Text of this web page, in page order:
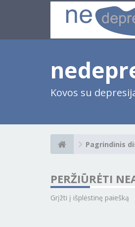
Kovos su
Pagrindinis
PERŽIŪRĖTI
Grįžti į išplėstinę paiešką